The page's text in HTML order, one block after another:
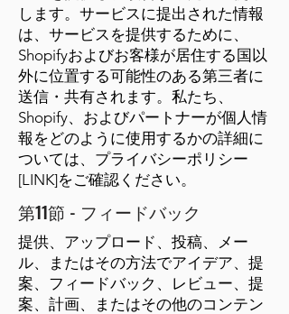
します。サービスに提出された情報
は、サービスを提供するために、
Shopifyおよびお客様が居住する国以
外に位置する可能性のある第三者に
送信・共有されます。私たち、
Shopify、およびパートナーが個人情
報をどのように使用するかの詳細に
ついては、プライバシーポリシー
[LINK]をご確認ください。
第11節 - フィードバック
提供、アップロード、投稿、メー
ル、またはその方法でアイデア、提
案、フィードバック、レビュー、提
案、計画、またはその他のコンテン